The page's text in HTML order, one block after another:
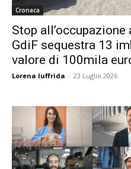
Cronaca
Stop
GdiF sequestra 13
valore di 100mila
Lorena Iuffrida - 23 Luglio 2026